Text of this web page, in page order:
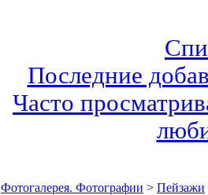
Последние
Часто
Фотогалерея. Фотографии > Пейзажи